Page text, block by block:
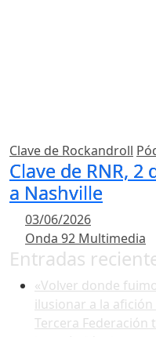
Clave de Rockandroll
Clave de RNR,
a Nashville
03/06/2026
Onda 92 Multimedia
Entradas
«Volver donde
ilusionar a la
Tercera Federación